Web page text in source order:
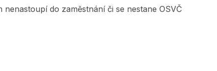
do zaměstnání či se nestane OSVČ